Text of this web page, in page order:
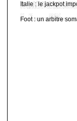
Italie : le jackpot
Foot : un arbitre